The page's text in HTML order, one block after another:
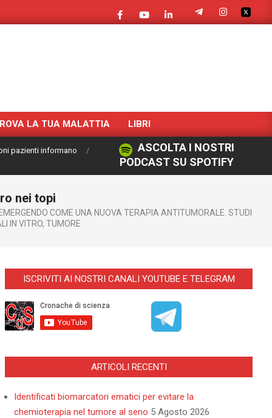
LA TUA MALATTIA LIBRI
pazienti informano
ASCOLTA I NOSTRI
PODCAST SU SPOTIFY
nei topi
COME UNA NUOVA TERAPIA ANTITUMORALE. STUDI
IN VITRO, TUMORE
ISCRIVITI AI NOSTRI CANALI YOUTUBE E TELEGRAM
ARTICOLI RECENTI
Identificati biomarcatori ematici per evitare la
chemioterapia nel tumore al seno 5 Agosto 2026